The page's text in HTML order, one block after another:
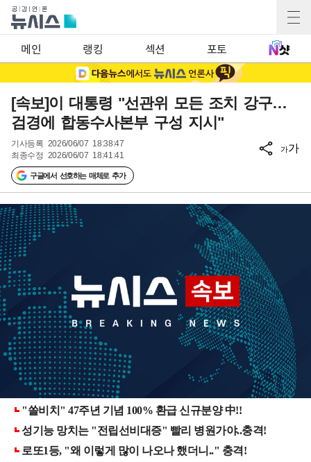
메인 랭킹 섹션 포토
[속보]이 대통령 "선관위 모든 조치 강구…
검경에 합동수사본부 구성 지시"
기사등록 2026/06/07 18:38:47
최종수정 2026/06/07 18:41:41
구글에서 선호하는 매체로 추가
가가